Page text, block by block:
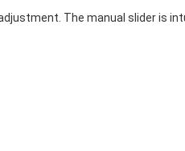
The manual slider is